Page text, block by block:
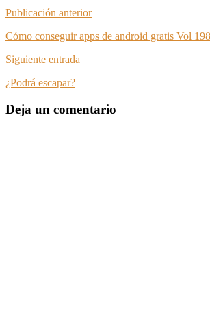
Publicación anterior
Cómo conseguir apps de android gratis Vol 198
Siguiente entrada
¿Podrá escapar?
Deja un comentario